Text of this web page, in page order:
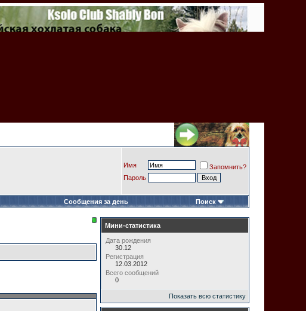
Имя
Запомнить?
Пароль
Сообщения за день Поиск
Мини-статистика
Дата рождения
30.12
Регистрация
12.03.2012
Всего сообщений
0
Показать всю статистику